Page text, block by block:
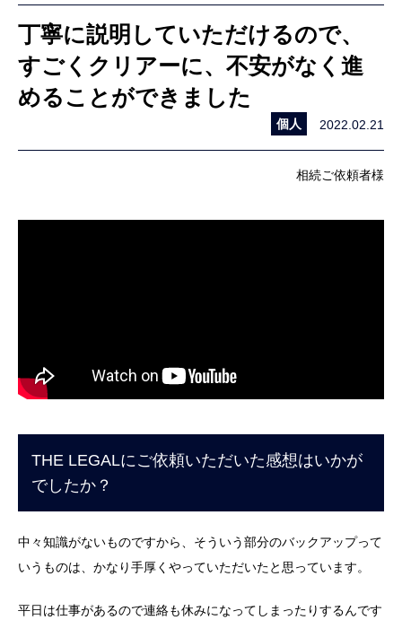
丁寧に説明していただけるので、
すごくクリアーに、不安がなく進
めることができました
個人 2022.02.21
相続ご依頼者様
THE LEGALにご依頼いただいた感想はいかが
でしたか？
中々知識がないものですから、そういう部分のバックアップって
いうものは、かなり手厚くやっていただいたと思っています。
平日は仕事があるので連絡も休みになってしまったりするんです